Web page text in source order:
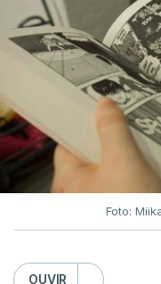
Foto:
OUVIR